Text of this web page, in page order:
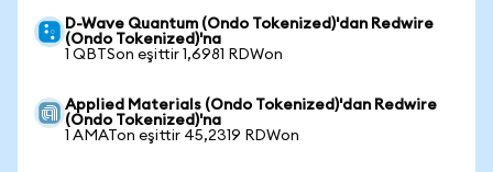
D-Wave Quantum (Ondo Tokenized)'dan Redwire
(Ondo Tokenized)'na
1 QBTSon eşittir 1,6981 RDWon
Applied Materials (Ondo Tokenized)'dan Redwire
(Ondo Tokenized)'na
1 AMATon eşittir 45,2319 RDWon